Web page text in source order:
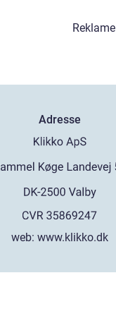
Reklame
Adresse
web:www.klikko.dk